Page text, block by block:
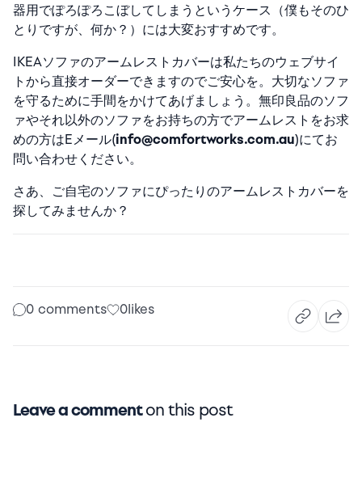
器用でぽろぽろこぼしてしまうというケース（僕もそのひ
とりですが、何か？）には大変おすすめです。
IKEAソファのアームレストカバーは私たちのウェブサイ
トから直接オーダーできますのでご安心を。大切なソファ
を守るために手間をかけてあげましょう。無印良品のソフ
ァやそれ以外のソファをお持ちの方でアームレストをお求
めの方はEメール(info@comfortworks.com.au)にてお
問い合わせください。
さあ、ご自宅のソファにぴったりのアームレストカバーを
探してみませんか？
0 comments 0 likes
Leave a commenton this post